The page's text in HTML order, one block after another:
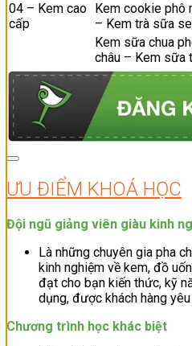
04 – Kem cao
cấp
Kem cookie phô
– Kem trà sữa
Kem sữa chua
châu – Kem sữa
ƯU ĐIỂM KHOÁ HỌC
Đội ngũ giảng viên giàu kinh
Là những chuyên gia pha
kinh nghiệm về kem, đồ
đạt cho bạn kiến thức, kỹ
dụng, được khách hàng
Chương trình học khác biệt